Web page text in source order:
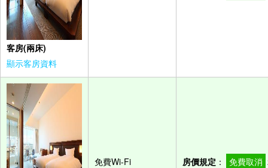
客房(兩床)
顯示客房資料
免費Wi-Fi 房價規定 ： 免費取消